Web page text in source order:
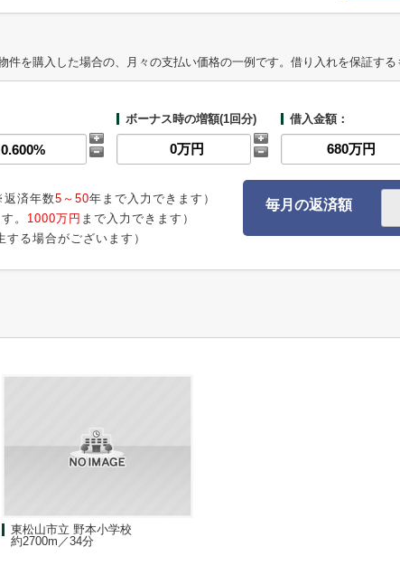
件を購入した場合の、月々の支払い価格の一例です。借り入れを保証す
ボーナス時の増額(1回分) 借入金額：
済年数5～50年まで入力できます）
。 1000万円 まで入力できます）
る場合がございます）
毎月の返済額
東松山市立 野本小学校
約2700m／34分